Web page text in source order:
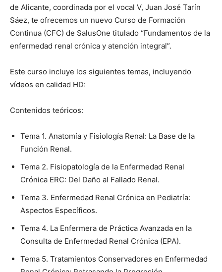
de Alicante, coordinada por el vocal V, Juan José Tarín
Sáez, te ofrecemos un nuevo Curso de Formación
Continua (CFC) de SalusOne titulado “Fundamentos de la
enfermedad renal crónica y atención integral”.
Este curso incluye los siguientes temas, incluyendo
vídeos en calidad HD:
Contenidos teóricos:
Tema 1. Anatomía y Fisiología Renal: La Base de la
Función Renal.
Tema 2. Fisiopatología de la Enfermedad Renal
Crónica ERC: Del Daño al Fallado Renal.
Tema 3. Enfermedad Renal Crónica en Pediatría:
Aspectos Específicos.
Tema 4. La Enfermera de Práctica Avanzada en la
Consulta de Enfermedad Renal Crónica (EPA).
Tema 5. Tratamientos Conservadores en Enfermedad